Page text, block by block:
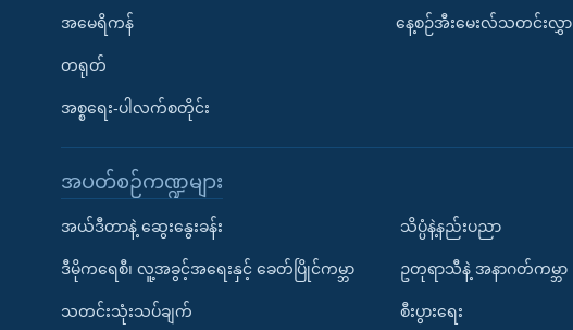
အမေရိကန်
တရုတ်
အစ္စရေး-ပါလက်စတိုင်း
နေ့စဉ်အီးမေးလ်သတင်းလွှာ
အပတ်စဉ်ကဏ္ဍများ
အယ်ဒီတာနဲ့ ဆွေးနွေးခန်း
ဒီမိုကရေစီ၊ လူ့အခွင့်အရေးနှင့် ခေတ်ပြိုင်ကမ္ဘာ
သတင်းသုံးသပ်ချက်
သိပ္ပံနဲ့နည်းပညာ
ဥတုရာသီနဲ့ အနာဂတ်ကမ္ဘာ
စီးပွားရေး